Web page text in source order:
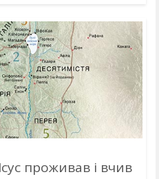
проживав і вчив